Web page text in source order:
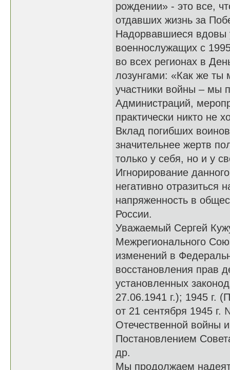
рождении» - это все,
отдавших жизнь за
Надорвавшиеся вдовы
военнослужащих с
во всех регионах в
лозунгами: «Как же ты
участники войны – мы
Администраций,
практически никто не
Вклад погибших
значительнее жертв
только у себя, но и у
Игнорирование
негативно отразиться
напряженность в
России.
Уважаемый Сергей
Межрегионального
изменений в
восстановления прав
установленных
27.06.1941 г.); 1945 г.
от 21 сентября 1945
Отечественной войны
Постановлением
др.
Мы продолжаем